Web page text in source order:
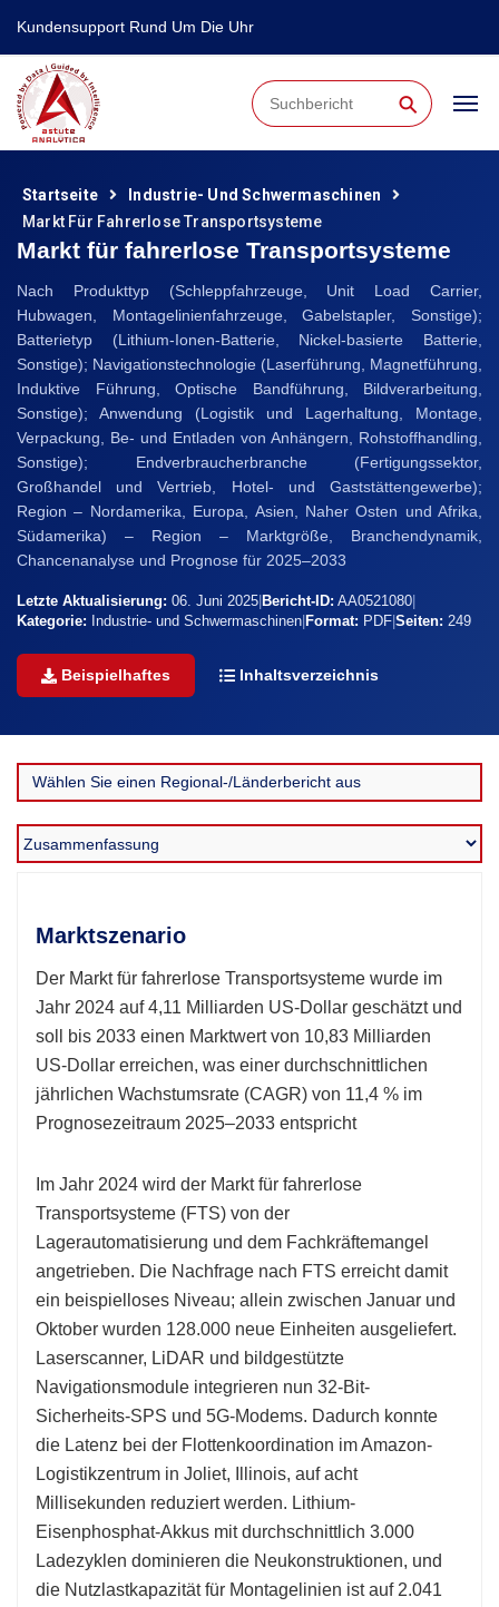
Kundensupport Rund Um Die Uhr
⚲
Startseite
Industrie- Und Schwermaschinen
Markt Für Fahrerlose Transportsysteme
Markt für fahrerlose Transportsysteme
Nach Produkttyp (Schleppfahrzeuge, Unit Load Carrier,
Hubwagen, Montagelinienfahrzeuge, Gabelstapler, Sonstige);
Batterietyp (Lithium-Ionen-Batterie, Nickel-basierte Batterie,
Sonstige); Navigationstechnologie (Laserführung, Magnetführung,
Induktive Führung, Optische Bandführung, Bildverarbeitung,
Sonstige); Anwendung (Logistik und Lagerhaltung, Montage,
Verpackung, Be- und Entladen von Anhängern, Rohstoffhandling,
Sonstige); Endverbraucherbranche (Fertigungssektor,
Großhandel und Vertrieb, Hotel- und Gaststättengewerbe);
Region – Nordamerika, Europa, Asien, Naher Osten und Afrika,
Südamerika) – Region – Marktgröße, Branchendynamik,
Chancenanalyse und Prognose für 2025–2033
Letzte Aktualisierung: 06. Juni 2025 Bericht-ID: AA0521080
Kategorie: Industrie- und Schwermaschinen Format: PDF Seiten: 249
Beispielhaftes Inhaltsverzeichnis
Marktszenario
Der Markt für fahrerlose Transportsysteme wurde im
Jahr 2024 auf 4,11 Milliarden US-Dollar geschätzt und
soll bis 2033 einen Marktwert von 10,83 Milliarden
US-Dollar erreichen, was einer durchschnittlichen
jährlichen Wachstumsrate (CAGR) von 11,4 % im
Prognosezeitraum 2025–2033 entspricht
Im Jahr 2024 wird der Markt für fahrerlose
Transportsysteme (FTS) von der
Lagerautomatisierung und dem Fachkräftemangel
angetrieben. Die Nachfrage nach FTS erreicht damit
ein beispielloses Niveau; allein zwischen Januar und
Oktober wurden 128.000 neue Einheiten ausgeliefert.
Laserscanner, LiDAR und bildgestützte
Navigationsmodule integrieren nun 32-Bit-
Sicherheits-SPS und 5G-Modems. Dadurch konnte
die Latenz bei der Flottenkoordination im Amazon-
Logistikzentrum in Joliet, Illinois, auf acht
Millisekunden reduziert werden. Lithium-
Eisenphosphat-Akkus mit durchschnittlich 3.000
Ladezyklen dominieren die Neukonstruktionen, und
die Nutzlastkapazität für Montagelinien ist auf 2.041